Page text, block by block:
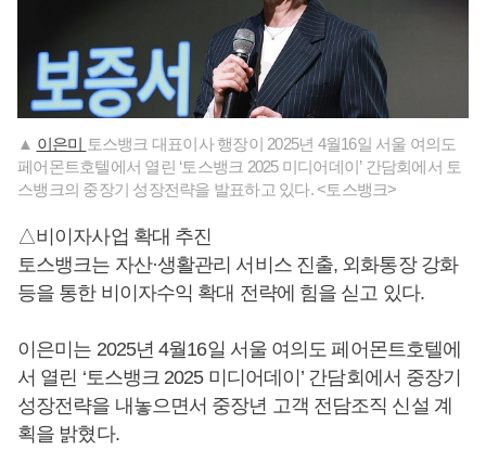
▲ 이은미 토스뱅크 대표이사 행장이 2025년 4월16일 서울 여의도
페어몬트호텔에서 열린 ‘토스뱅크 2025 미디어데이’ 간담회에서 토
스뱅크의 중장기 성장전략을 발표하고 있다. <토스뱅크>
△비이자사업 확대 추진
토스뱅크는 자산·생활관리 서비스 진출, 외화통장 강화
등을 통한 비이자수익 확대 전략에 힘을 싣고 있다.
이은미는 2025년 4월16일 서울 여의도 페어몬트호텔에
서 열린 ‘토스뱅크 2025 미디어데이’ 간담회에서 중장기
성장전략을 내놓으면서 중장년 고객 전담조직 신설 계
획을 밝혔다.